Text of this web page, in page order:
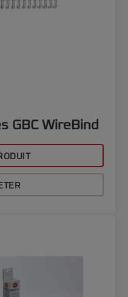
GBC WireBind